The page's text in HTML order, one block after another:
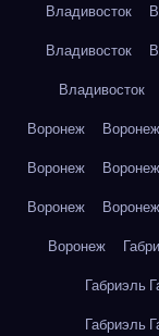
Владивосток
Владивосток
Владивосток
Воронеж
Воронеж
Воронеж
Воронеж
Воронеж
Воронеж
Воронеж
Габриэль
Габриэль